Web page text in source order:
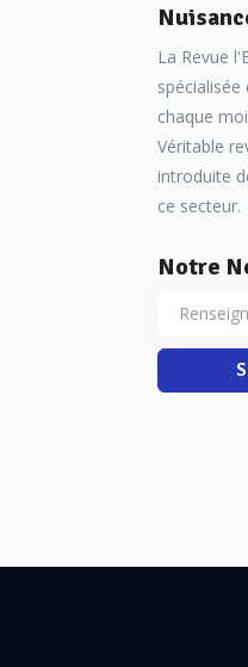
La Revue
chaque
Véritable
introduite
ce secteur.
Notre